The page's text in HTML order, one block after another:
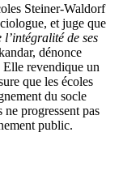
Steiner-Waldorf
et juge que
l’intégralité de ses
dénonce
Elle revendique un
que les écoles
du socle
ne progressent pas
public.